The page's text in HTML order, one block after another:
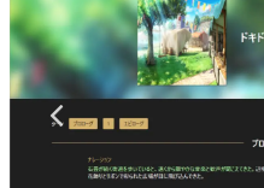
特集記事
マンガ
女性向け
アプリレビュー